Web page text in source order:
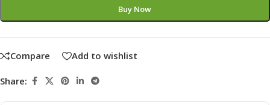
Buy Now
Compare Add to wishlist
Share: